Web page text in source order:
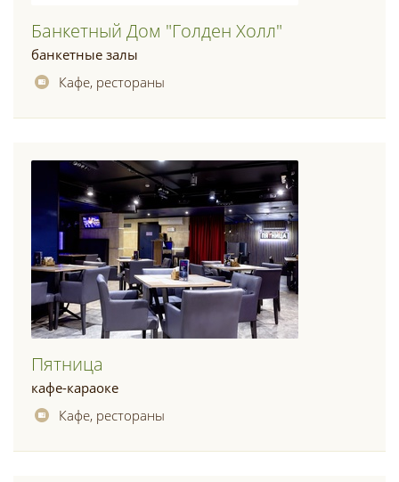
Банкетный Дом "голден Холл"
банкетные залы
Кафе, рестораны
Пятница
кафе-караоке
Кафе, рестораны